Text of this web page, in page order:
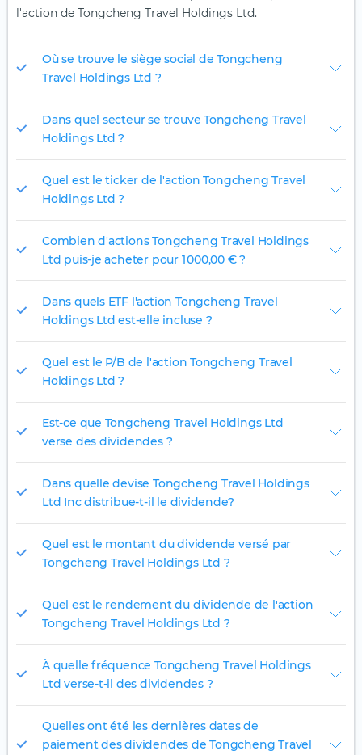
l'action de Tongcheng Travel Holdings Ltd.
Où se trouve le siège social de Tongcheng
Travel Holdings Ltd ?
Dans quel secteur se trouve Tongcheng Travel
Holdings Ltd ?
Quel est le ticker de l'action Tongcheng Travel
Holdings Ltd ?
Combien d'actions Tongcheng Travel Holdings
Ltd puis-je acheter pour 1 000,00 € ?
Dans quels ETF l'action Tongcheng Travel
Holdings Ltd est-elle incluse ?
Quel est le P/B de l'action Tongcheng Travel
Holdings Ltd ?
Est-ce que Tongcheng Travel Holdings Ltd
verse des dividendes ?
Dans quelle devise Tongcheng Travel Holdings
Ltd Inc distribue-t-il le dividende?
Quel est le montant du dividende versé par
Tongcheng Travel Holdings Ltd ?
Quel est le rendement du dividende de l'action
Tongcheng Travel Holdings Ltd ?
À quelle fréquence Tongcheng Travel Holdings
Ltd verse-t-il des dividendes ?
Quelles ont été les dernières dates de
paiement des dividendes de Tongcheng Travel